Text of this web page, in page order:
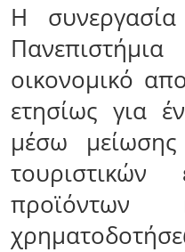
Η
οικονομικό
ετησίως για
μέσω
προϊόντων